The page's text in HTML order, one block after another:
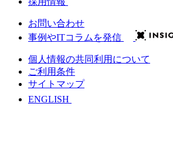
お問い合わせ
事例やITコラムを発信
個人情報の共同利用について
ご利用条件
サイトマップ
ENGLISH